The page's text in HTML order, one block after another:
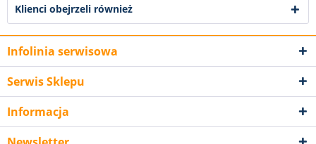
Klienci obejrzeli również
Infolinia serwisowa
Serwis Sklepu
Informacja